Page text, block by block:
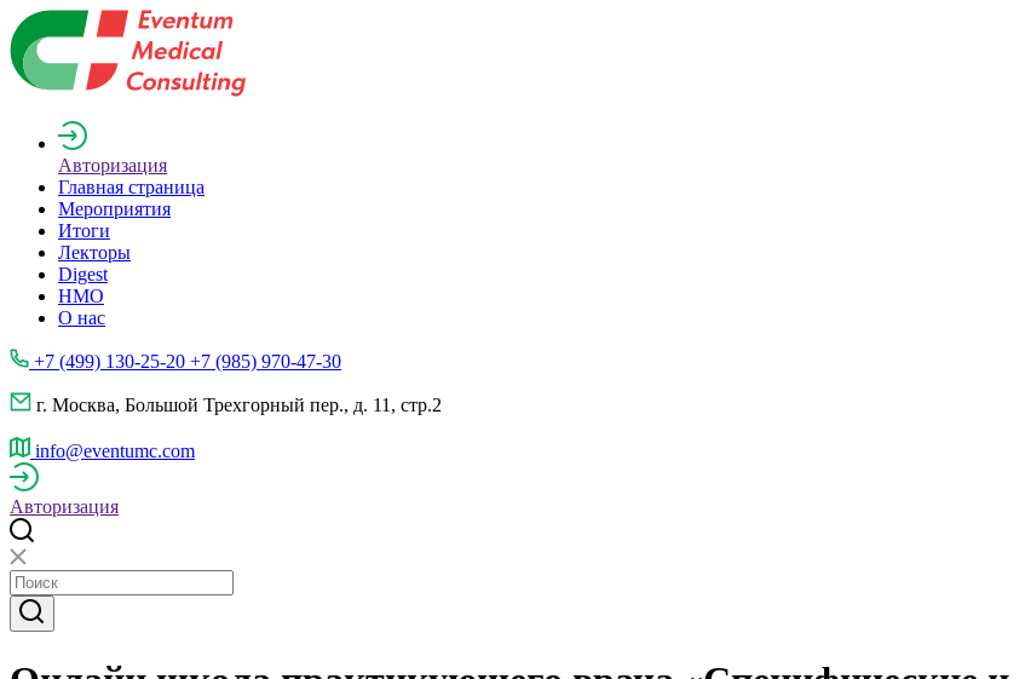
Авторизация
Главная страница
Мероприятия
Итоги
Лекторы
Digest
НМО
О нас
+7 (499) 130-25-20 +7 (985) 970-47-30
г. Москва, Большой Трехгорный пер., д. 11, стр.2
info@eventumc.com
Авторизация